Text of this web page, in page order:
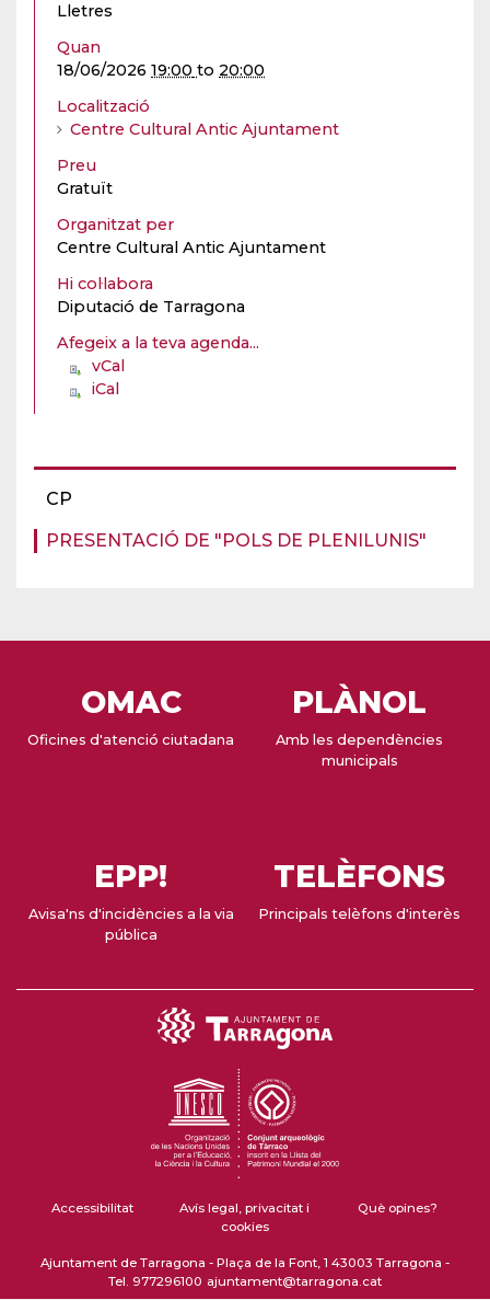
CP
PRESENTACIÓ DE "POLS DE PLENILUNIS"
Lletres
Quan
18/06/2026 19:00 to 20:00
Localització
Centre Cultural Antic Ajuntament
Preu
Gratuït
Organitzat per
Centre Cultural Antic Ajuntament
Hi col·labora
Diputació de Tarragona
Afegeix a la teva agenda...
vCal
iCal
OMAC
Oficines d'atenció ciutadana
PLÀNOL
Amb les dependències
municipals
EPP!
Avisa'ns d'incidències a la via
pública
TELÈFONS
Principals telèfons d'interès
Accessibilitat
Avís legal, privacitat i
cookies
Què opines?
Ajuntament de Tarragona - Plaça de la Font, 1 43003 Tarragona -
Tel. 977296100 ajuntament@tarragona.cat